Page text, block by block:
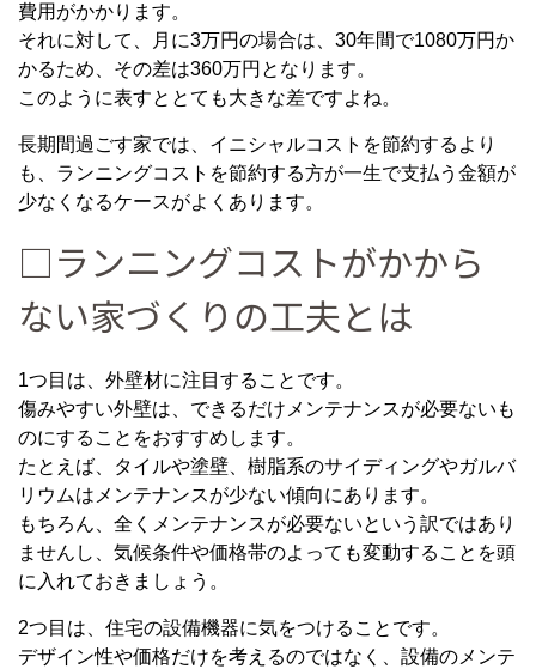
費用がかかります。
それに対して、月に3万円の場合は、30年間で1080万円か
かるため、その差は360万円となります。
このように表すととても大きな差ですよね。
長期間過ごす家では、イニシャルコストを節約するより
も、ランニングコストを節約する方が一生で支払う金額が
少なくなるケースがよくあります。
□ランニングコストがかから
ない家づくりの工夫とは
1つ目は、外壁材に注目することです。
傷みやすい外壁は、できるだけメンテナンスが必要ないも
のにすることをおすすめします。
たとえば、タイルや塗壁、樹脂系のサイディングやガルバ
リウムはメンテナンスが少ない傾向にあります。
もちろん、全くメンテナンスが必要ないという訳ではあり
ませんし、気候条件や価格帯のよっても変動することを頭
に入れておきましょう。
2つ目は、住宅の設備機器に気をつけることです。
デザイン性や価格だけを考えるのではなく、設備のメンテ